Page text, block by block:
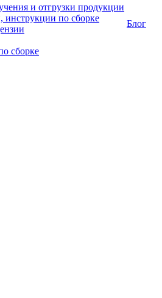
и отгрузки продукции
инструкции по сборке
сборке
Блог